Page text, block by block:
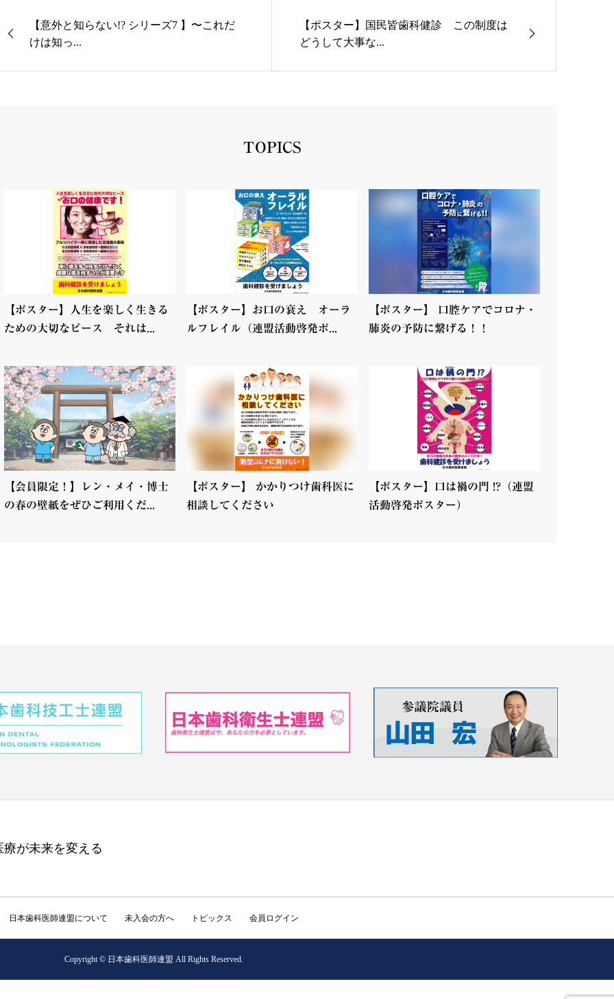
【意外と知らない!? シリーズ7 】〜これだ
けは知っ...
【ポスター】国民皆歯科健診 この制度は
どうして大事な...
TOPICS
【ポスター】人生を楽しく生きる
ための大切なピース それは...
【ポスター】お口の衰え オーラ
ルフレイル（連盟活動啓発ポ...
【ポスター】 口腔ケアでコロナ・
肺炎の予防に繋げる！！
【会員限定！】レン・メイ・博士
の春の壁紙をぜひご利用くだ...
【ポスター】 かかりつけ歯科医に
相談してください
【ポスター】口は禍の門 !?（連盟
活動啓発ポスター）
療が未来を変える
日本歯科医師連盟について 未入会の方へ トピックス 会員ログイン
Copyright © 日本歯科医師連盟 All Rights Reserved.